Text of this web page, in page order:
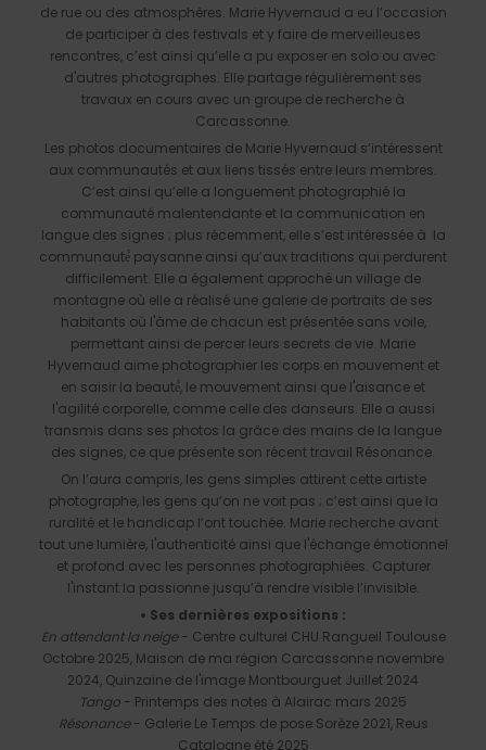
de rue ou des atmosphères. Marie Hyvernaud a eu l’occasion
de participer à des festivals et y faire de merveilleuses
rencontres, c’est ainsi qu’elle a pu exposer en solo ou avec
d'autres photographes. Elle partage régulièrement ses
travaux en cours avec un groupe de recherche à
Carcassonne.
Les photos documentaires de Marie Hyvernaud s’intéressent
aux communautés et aux liens tissés entre leurs membres.
C’est ainsi qu’elle a longuement photographié la
communauté malentendante et la communication en
langue des signes ; plus récemment, elle s’est intéressée à la
communauté́ paysanne ainsi qu’aux traditions qui perdurent
difficilement. Elle a également approché un village de
montagne où elle a réalisé une galerie de portraits de ses
habitants où l'âme de chacun est présentée sans voile,
permettant ainsi de percer leurs secrets de vie. Marie
Hyvernaud aime photographier les corps en mouvement et
en saisir la beauté́, le mouvement ainsi que l'aisance et
l'agilité corporelle, comme celle des danseurs. Elle a aussi
transmis dans ses photos la grâce des mains de la langue
des signes, ce que présente son récent travail Résonance.
On l’aura compris, les gens simples attirent cette artiste
photographe, les gens qu’on ne voit pas ; c’est ainsi que la
ruralité et le handicap l’ont touchée. Marie recherche avant
tout une lumière, l'authenticité ainsi que l'échange émotionnel
et profond avec les personnes photographiées. Capturer
l'instant la passionne jusqu’à rendre visible l’invisible.
• Ses dernières expositions :
En attendant la neige- Centre culturel CHU Rangueil Toulouse
Octobre 2025, Maison de ma région Carcassonne novembre
2024, Quinzaine de l'image Montbourguet Juillet 2024
Tango - Printemps des notes à Alairac mars 2025
Résonance- Galerie Le Temps de pose Sorèze 2021, Reus
Catalogne été 2025